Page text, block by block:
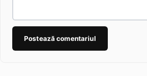
Postează comentariul